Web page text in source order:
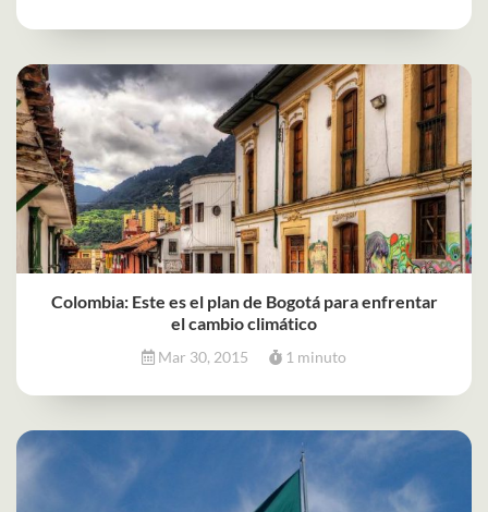
Colombia: Este es el plan de Bogotá para enfrentar
el cambio climático
Mar 30, 2015 1 minuto